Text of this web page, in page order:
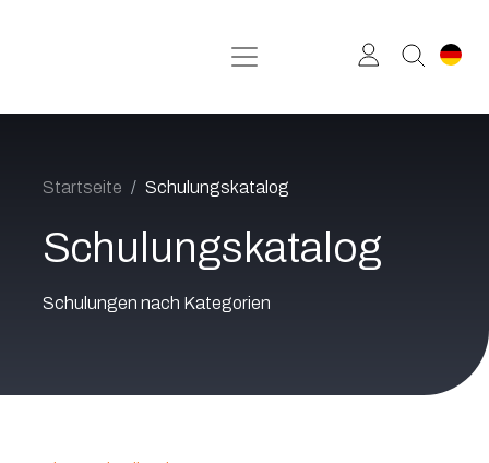
Startseite Schulungskatalog
Schulungskatalog
Schulungen nach Kategorien